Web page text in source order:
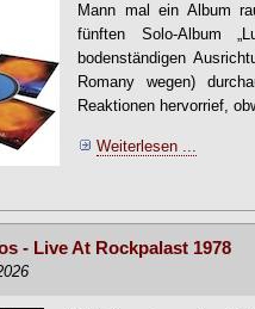
Mann mal ein Album
fünften Solo-Album
bodenständigen
Romany wegen)
Reaktionen hervorrief,
Weiterlesen ...
- Live At Rockpalast 1978